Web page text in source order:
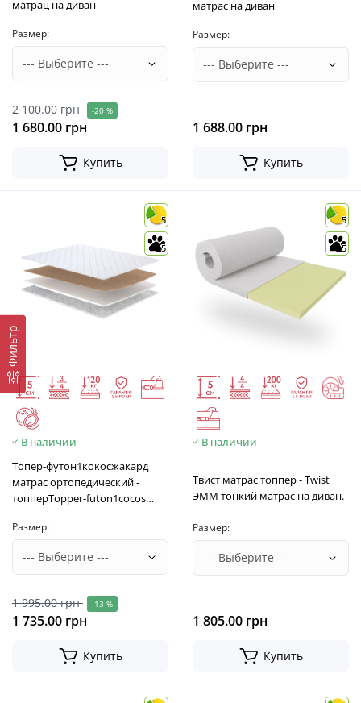
Фильтр
матрац на диван
Размер:
2 100.00 грн -20 %
1 680.00 грн
Купить
матрас на диван
Размер:
1 688.00 грн
Купить
5
5
В наличии
Топер-футон1кокосжакард
матрас ортопедический -
топперTopper-futon1cocos
Размер:
1 995.00 грн -13 %
1 735.00 грн
Купить
5
5
В наличии
Твист матрас топпер - Twist
ЭММ тонкий матрас на диван.
Размер:
1 805.00 грн
Купить